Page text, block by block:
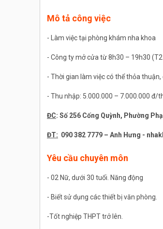
Mô tả công việc
- Làm việc tại phòng khám nha khoa
- Công ty mở cửa từ 8h30 – 19h30
- Thời gian làm việc có thể thỏa
- Thu nhập: 5.000.000 – 7.000.000 đ/
ĐC: Số 256 Cống Quỳnh, Phường
ĐT: 090 382 7779 – Anh Hưng -
Yêu cầu chuyên môn
- 02 Nữ, dưới 30 tuổi. Năng động
- Biết sử dụng các thiết bị văn phòng.
-Tốt nghiệp THPT trở lên.